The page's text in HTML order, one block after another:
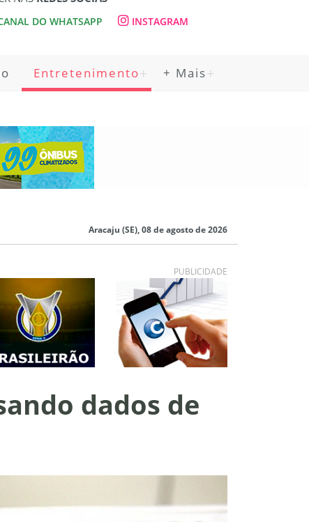
DO WHATSAPP INSTAGRAM
Entretenimento + Mais
Aracaju (SE), 08 de agosto de 2026
PUBLICIDADE
dados de